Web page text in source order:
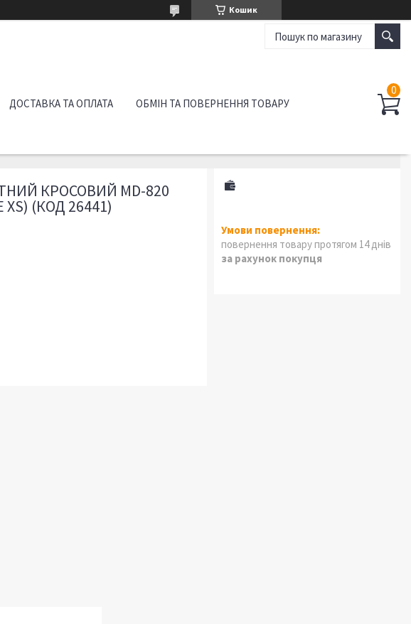
Кошик
ДОСТАВКА ТА ОПЛАТА ОБМІН ТА ПОВЕРНЕННЯ ТОВАРУ
КРОСОВИЙ MD-820
(КОД 26441)
повернення товару протягом 14 днів
за рахунок покупця